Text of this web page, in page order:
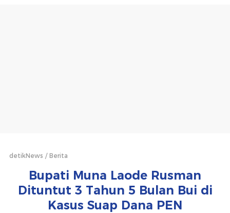
detikNews Berita
Bupati Muna Laode Rusman
Dituntut 3 Tahun 5 Bulan Bui di
Kasus Suap Dana PEN